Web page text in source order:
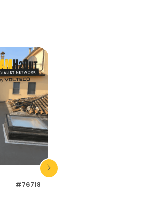
#76718